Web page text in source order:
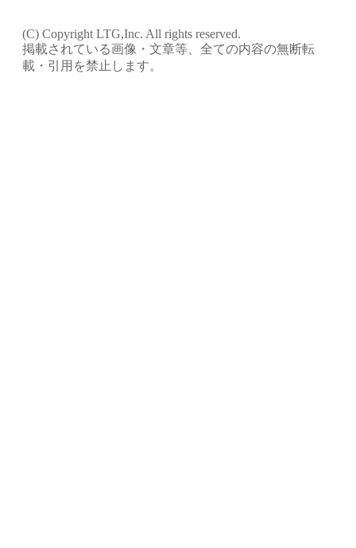
(C) Copyright LTG,Inc. All rights reserved.
掲載されている画像・文章等、全ての内容の無断転
載・引用を禁止します。